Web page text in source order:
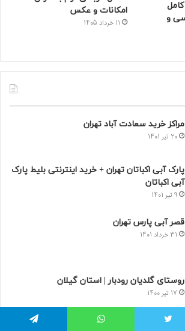
و
امکانات و عکس
11 خرداد 1405
مراکز خرید سعادت‌ آباد تهران
20 تیر 1401
پارک آبی اکباتان تهران + خرید اینترنتی بلیط پارک
آبی اکباتان
9 تیر 1401
قصر آبی پارس تهران
31 خرداد 1401
روستای گلدیان رودبار | استان گیلان
17 تیر 1400